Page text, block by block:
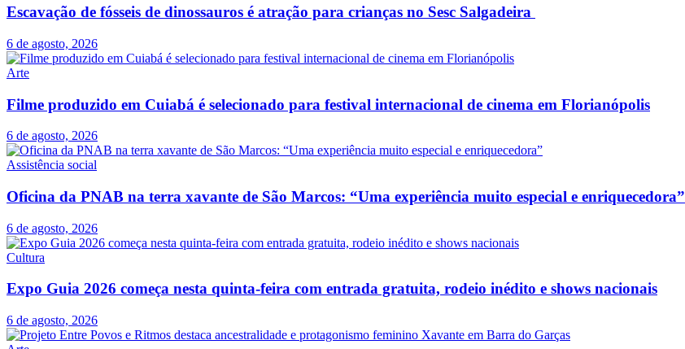
Escavação de fósseis de dinossauros é atração para crianças no Sesc Salgadeira
6 de agosto, 2026
Arte
Filme produzido em Cuiabá é selecionado para festival internacional de cinema em Florianópolis
6 de agosto, 2026
Assistência social
Oficina da PNAB na terra xavante de São Marcos: “Uma experiência muito especial e enriquecedora”
6 de agosto, 2026
Cultura
Expo Guia 2026 começa nesta quinta-feira com entrada gratuita, rodeio inédito e shows nacionais
6 de agosto, 2026